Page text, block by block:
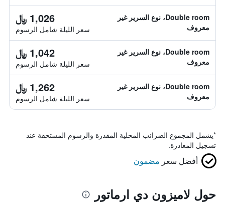
Double room، نوع السرير غير
معروف
1,026 ﷼
سعر الليلة شامل الرسوم
Double room، نوع السرير غير
معروف
1,042 ﷼
سعر الليلة شامل الرسوم
Double room، نوع السرير غير
معروف
1,262 ﷼
سعر الليلة شامل الرسوم
*يشمل المجموع الضرائب المحلية المقدرة والرسوم المستحقة عند
تسجيل المغادرة.
أفضل سعر مضمون
حول لاميزون دي ارماتور